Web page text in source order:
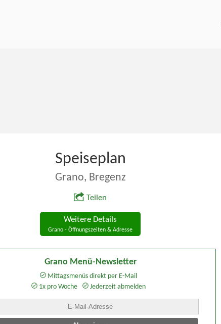
Speiseplan
Grano, Bregenz
Teilen
Weitere Details
Grano - Öffnungszeiten & Adresse
Grano Menü-Newsletter
Mittagsmenüs direkt per E-Mail
1x pro Woche
Jederzeit abmelden